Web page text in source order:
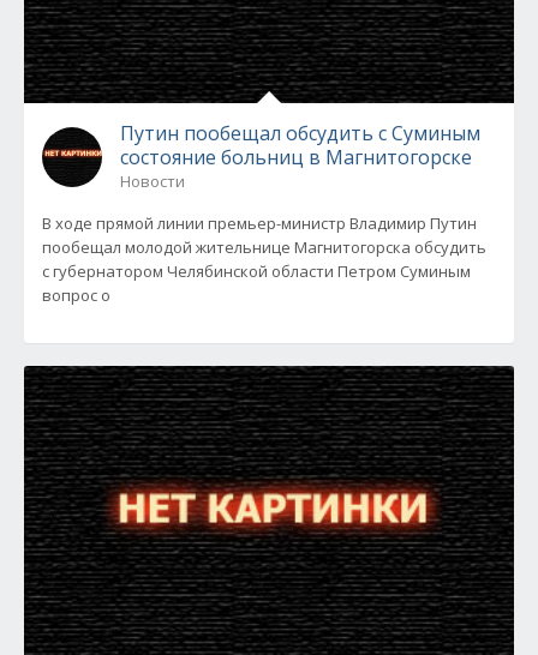
Путин пообещал обсудить с Суминым
состояние больниц в Магнитогорске
Новости
В ходе прямой линии премьер-министр Владимир Путин
пообещал молодой жительнице Магнитогорска обсудить
с губернатором Челябинской области Петром Суминым
вопрос о